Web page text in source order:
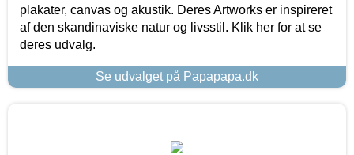
plakater, canvas og akustik. Deres Artworks er inspireret
af den skandinaviske natur og livsstil. Klik her for at se
deres udvalg.
Se udvalget på Papapapa.dk